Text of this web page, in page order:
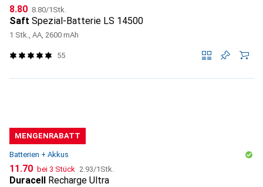
CHF
8.80 CHF
8.80/1Stk.
Saft Spezial-Batterie LS 14500
1 Stk., AA, 2600 mAh
55
MENGENRABATT
Batterien + Akkus
CHF
11.70 bei 3 Stück CHF
2.93/1Stk.
Duracell Recharge Ultra